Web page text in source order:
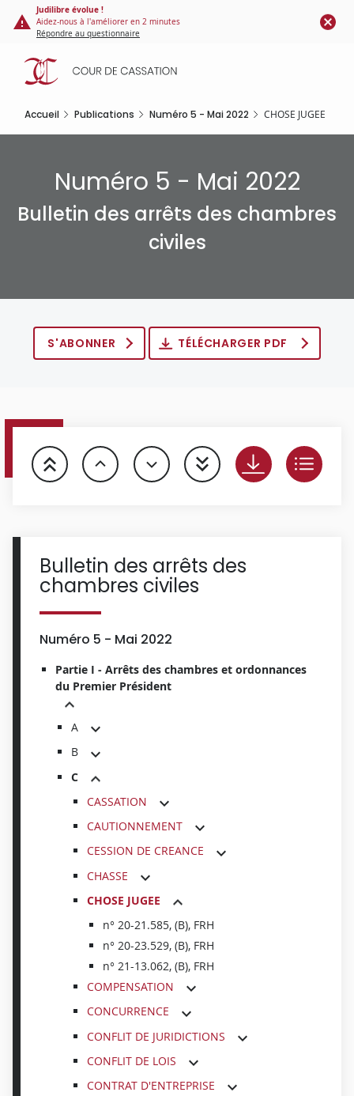
Panneau de gestion des cookies
contenu
principal
Judilibre évolue !
Aidez-nous à l'améliorer en 2 minutes
Répondre au questionnaire
Accueil Publications Numéro 5 - Mai 2022 CHOSE JUGEE
Numéro 5 - Mai 2022
Bulletin des arrêts des chambres
civiles
S'ABONNER TÉLÉCHARGER PDF
Bulletin des arrêts des
chambres civiles
Numéro 5 - Mai 2022
Partie I - Arrêts des chambres et ordonnances
du Premier Président
A
B
C
CASSATION
CAUTIONNEMENT
CESSION DE CREANCE
CHASSE
CHOSE JUGEE
n° 20-21.585, (B), FRH
n° 20-23.529, (B), FRH
n° 21-13.062, (B), FRH
COMPENSATION
CONCURRENCE
CONFLIT DE JURIDICTIONS
CONFLIT DE LOIS
CONTRAT D'ENTREPRISE